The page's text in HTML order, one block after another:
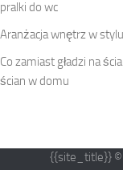
pralki do wc
Aranżacja wnętrz w
Co zamiast gładzi na
ścian w domu
{{site_title}} ©